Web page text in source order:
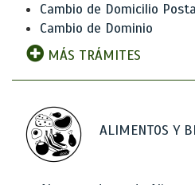
Cambio de Domicilio
Cambio de Dominio
MÁS TRÁMITES
ALIMENTOS Y